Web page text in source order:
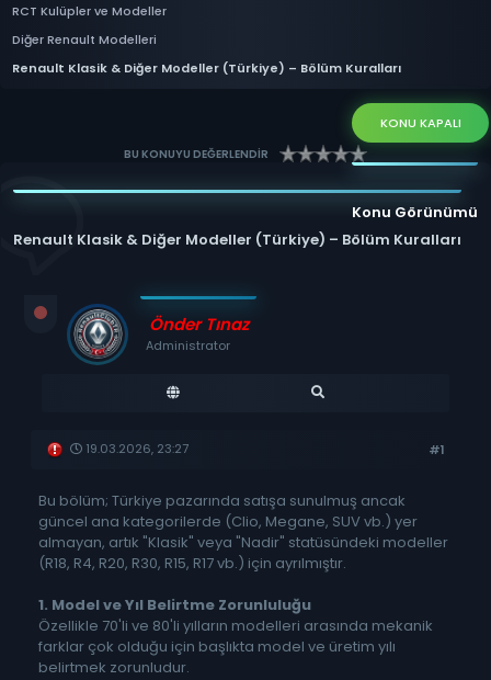
RCT Kulüpler ve Modeller
Diğer Renault Modelleri
Renault Klasik & Diğer Modeller (Türkiye) – Bölüm Kuralları
KONU KAPALI
BU KONUYU DEĞERLENDİR
Konu Görünümü
Renault Klasik & Diğer Modeller (Türkiye) – Bölüm Kuralları
Önder Tınaz
Administrator
19.03.2026, 23:27 #1
Bu bölüm; Türkiye pazarında satışa sunulmuş ancak
güncel ana kategorilerde (Clio, Megane, SUV vb.) yer
almayan, artık "Klasik" veya "Nadir" statüsündeki modeller
(R18, R4, R20, R30, R15, R17 vb.) için ayrılmıştır.
1. Model ve Yıl Belirtme Zorunluluğu
Özellikle 70'li ve 80'li yılların modelleri arasında mekanik
farklar çok olduğu için başlıkta model ve üretim yılı
belirtmek zorunludur.